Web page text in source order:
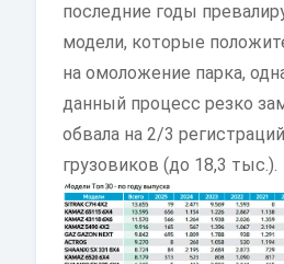
последние годы
модели, которые
на омоложение парка,
данный процесс резко
обвала на 2/3
грузовиков (до 18,3